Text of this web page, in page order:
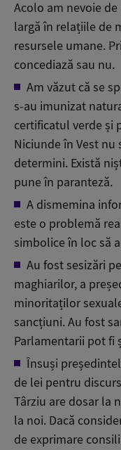
Acolo am nevoie
largă în relațiile de
resursele umane.
concediază sau nu.
Am văzut că se
s-au imunizat
certificatul verde și
Niciunde în Vest nu
determini. Există
pune în paranteză.
A dismemina
este o problemă
simbolice în loc să
Au fost sesizări
maghiarilor, a
minoritaților
sancțiuni. Au fost
Parlamentarii pot fi
Însuși
de lei pentru
Târziu are dosar la
la noi. Dacă
de exprimare